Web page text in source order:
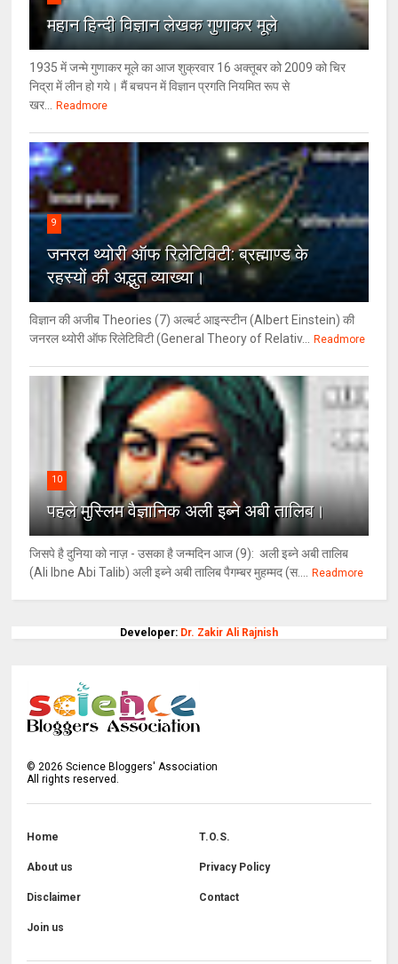
महान हिन्दी विज्ञान लेखक गुणाकर मूले
1935 में जन्मे गुणाकर मूले का आज शुक्रवार 16 अक्तूबर को 2009 को चिर
निद्रा में लीन हो गये। मैं बचपन में विज्ञान प्रगति नियमित रूप से
खर...
Readmore
9
जनरल थ्‍योरी ऑफ रिलेटिविटी: ब्रह्माण्‍ड के
रहस्‍यों की अद्भुत व्‍याख्‍या।
विज्ञान की अजीब Theories (7) अल्‍बर्ट आइन्स्टीन (Albert Einstein) की
जनरल थ्योरी ऑफ रिलेटिविटी (General Theory of Relativ...
Readmore
10
पहले मुस्लिम वैज्ञानिक अली इब्ने अबी तालिब।
जिसपे है दुनिया को नाज़ - उसका है जन्मदिन आज (9): अली इब्ने अबी तालिब
(Ali Ibne Abi Talib) अली इब्ने अबी तालिब पैगम्बर मुहम्मद (स....
Readmore
Developer: Dr. Zakir Ali Rajnish
©2026 Science Bloggers' Association
All rights reserved.
Home T.O.S.
About us Privacy Policy
Disclaimer Contact
Join us